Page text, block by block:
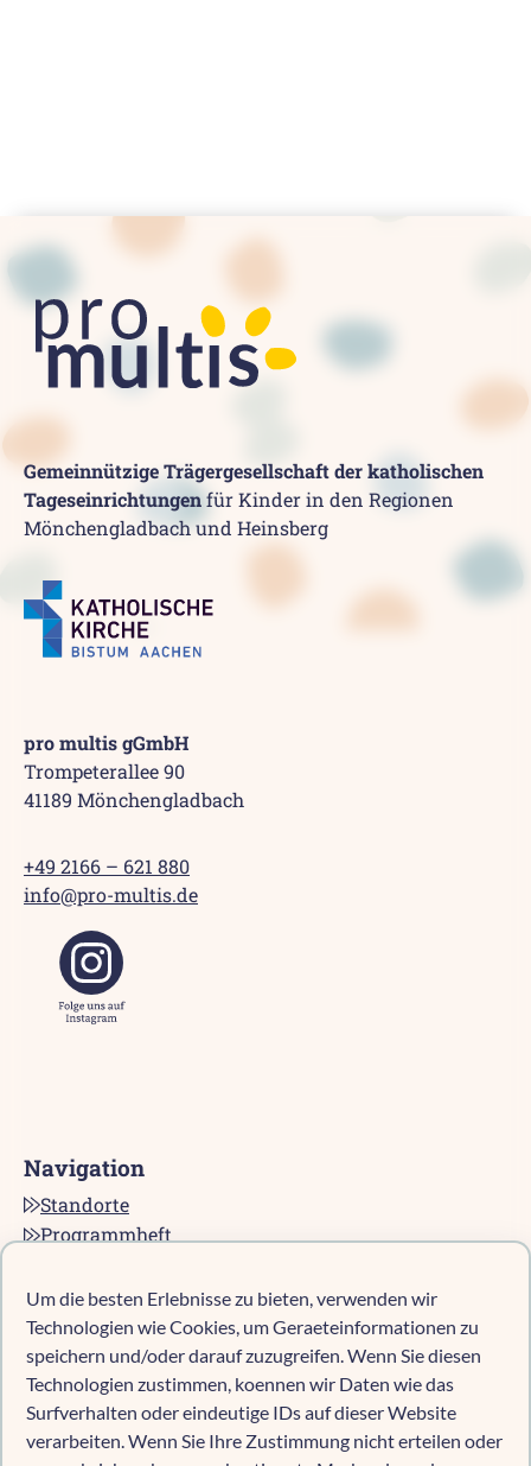
Um die besten Erlebnisse zu bieten, verwenden wir
Technologien wie Cookies, um Geraeteinformationen zu
speichern und/oder darauf zuzugreifen. Wenn Sie diesen
Technologien zustimmen, koennen wir Daten wie das
Surfverhalten oder eindeutige IDs auf dieser Website
verarbeiten. Wenn Sie Ihre Zustimmung nicht erteilen oder
Gemeinnützige Trägergesellschaft der katholischen
Tageseinrichtungenfür Kinder in den Regionen
Mönchengladbach und Heinsberg
pro multis gGmbH
Trompeterallee 90
41189 Mönchengladbach
+49 2166 – 621 880
info@pro-multis.de
Navigation
Standorte
Programmheft
Karriere bei pro multis
Impressum
Datenschutz
Cookie-Richtlinie (EU)